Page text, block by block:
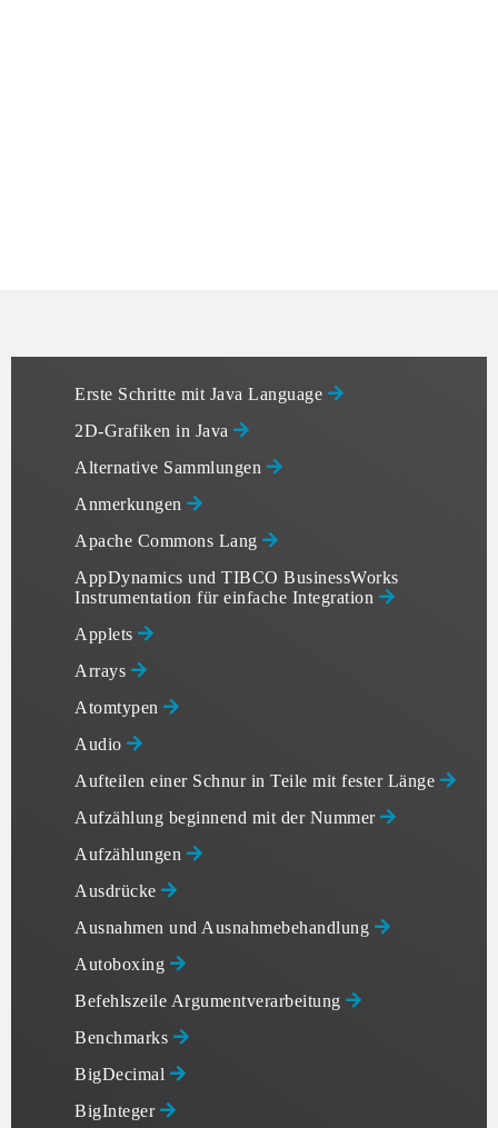
Erste Schritte mit Java Language
2D-Grafiken in Java
Alternative Sammlungen
Anmerkungen
Apache Commons Lang
AppDynamics und TIBCO BusinessWorks
Instrumentation für einfache Integration
Applets
Arrays
Atomtypen
Audio
Aufteilen einer Schnur in Teile mit fester Länge
Aufzählung beginnend mit der Nummer
Aufzählungen
Ausdrücke
Ausnahmen und Ausnahmebehandlung
Autoboxing
Befehlszeile Argumentverarbeitung
Benchmarks
BigDecimal
BigInteger